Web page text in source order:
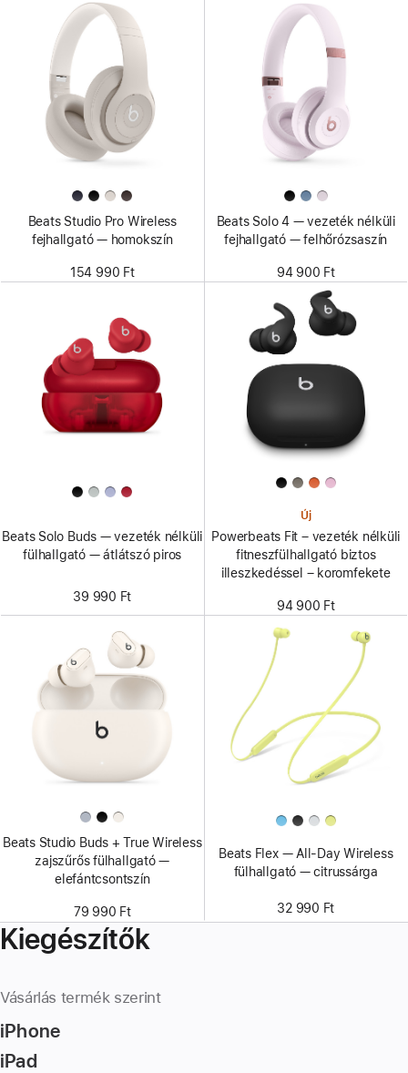
Beats Studio Pro Wireless
fejhallgató — homokszín
154 990 Ft
Beats Solo 4 — vezeték nélküli
fejhallgató — felhőrózsaszín
94 900 Ft
Beats Solo Buds — vezeték nélküli
fülhallgató — átlátszó piros
39 990 Ft
Új
Powerbeats Fit – vezeték nélküli
fitneszfülhallgató biztos
illeszkedéssel – koromfekete
94 900 Ft
Beats Studio Buds + True Wireless
zajszűrős fülhallgató —
elefántcsontszín
79 990 Ft
Beats Flex — All-Day Wireless
fülhallgató — citrussárga
32 990 Ft
Kiegészítők
Vásárlás termék szerint
iPhone
iPad